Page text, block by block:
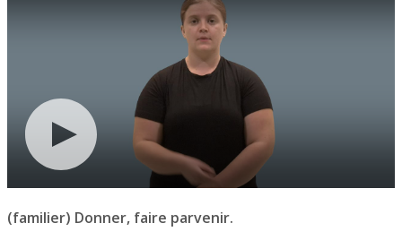
(familier) Donner, faire parvenir.